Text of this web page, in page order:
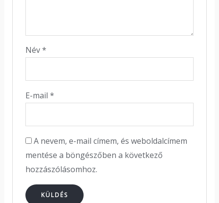
Név*
E-mail*
A nevem, e-mail címem, és weboldalcímem
mentése a böngészőben a következő
hozzászólásomhoz.